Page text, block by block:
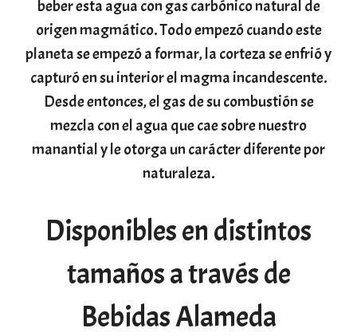
beber esta agua con gas carbónico natural de
origen magmático. Todo empezó cuando este
planeta se empezó a formar, la corteza se enfrió y
capturó en su interior el magma incandescente.
Desde entonces, el gas de su combustión se
mezcla con el agua que cae sobre nuestro
manantial y le otorga un carácter diferente por
naturaleza.
Disponibles en distintos
tamaños a través de
Bebidas Alameda